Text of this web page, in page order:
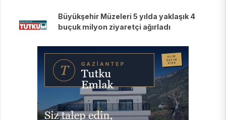
Büyükşehir Müzeleri 5 yılda yaklaşık 4
buçuk milyon ziyaretçi ağırladı